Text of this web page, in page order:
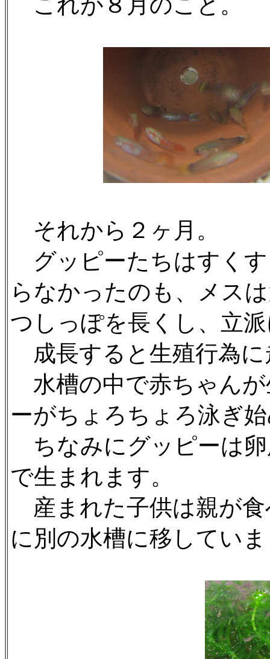
それから２ヶ月。
グッピーたちはすく
らなかったのも、メス
つしっぽを長くし、立
成長すると生殖行為に
水槽の中で赤ちゃん
ーがちょろちょろ泳ぎ
ちなみにグッピーは
で生まれます。
産まれた子供は親が
に別の水槽に移してい